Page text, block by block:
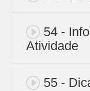
54 -
Atividade
55 -